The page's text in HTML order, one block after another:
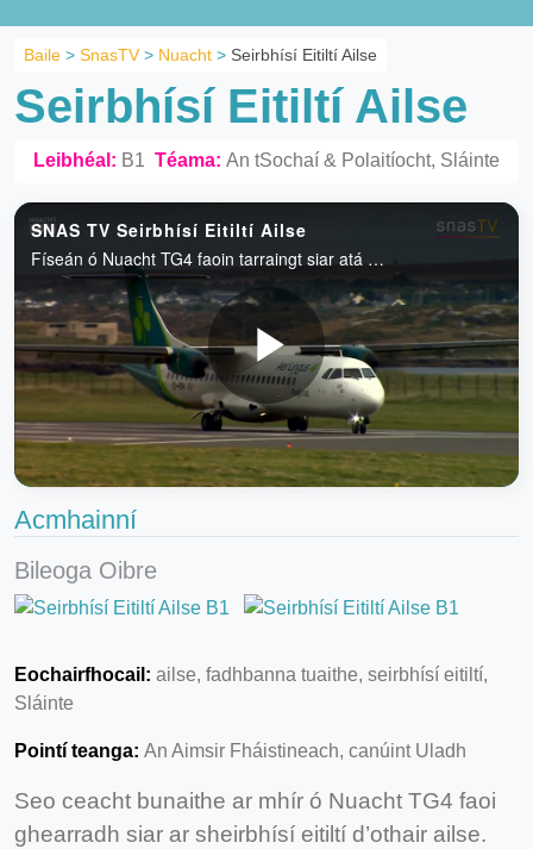
Baile > SnasTV > Nuacht > Seirbhísí Eitiltí Ailse
Seirbhísí Eitiltí Ailse
Leibhéal: B1 Téama: An tSochaí & Polaitíocht, Sláinte
Acmhainní
Bileoga Oibre
Eochairfhocail: ailse, fadhbanna tuaithe, seirbhísí eitiltí,
Sláinte
Pointí teanga: An Aimsir Fháistineach, canúint Uladh
Seo ceacht bunaithe ar mhír ó Nuacht TG4 faoi
ghearradh siar ar sheirbhísí eitiltí d’othair ailse.